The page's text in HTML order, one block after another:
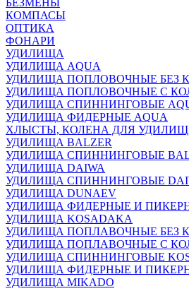
БЕЗМЕНЫ
КОМПАСЫ
ОПТИКА
ФОНАРИ
УДИЛИЩА
УДИЛИЩА AQUA
УДИЛИЩА ПОПЛОВОЧНЫЕ БЕЗ
УДИЛИЩА ПОПЛОВОЧНЫЕ С
УДИЛИЩА СПИННИНГОВЫЕ
УДИЛИЩА ФИДЕРНЫЕ AQUA
ХЛЫСТЫ, КОЛЕНА ДЛЯ УДИЛИЩ
УДИЛИЩА BALZER
УДИЛИЩА СПИННИНГОВЫЕ
УДИЛИЩА DAIWA
УДИЛИЩА СПИННИНГОВЫЕ
УДИЛИЩА DUNAEV
УДИЛИЩА ФИДЕРНЫЕ И
УДИЛИЩА KOSADAKA
УДИЛИЩА ПОПЛАВОЧНЫЕ БЕЗ
УДИЛИЩА ПОПЛАВОЧНЫЕ С
УДИЛИЩА СПИННИНГОВЫЕ
УДИЛИЩА ФИДЕРНЫЕ И
УДИЛИЩА MIKADO